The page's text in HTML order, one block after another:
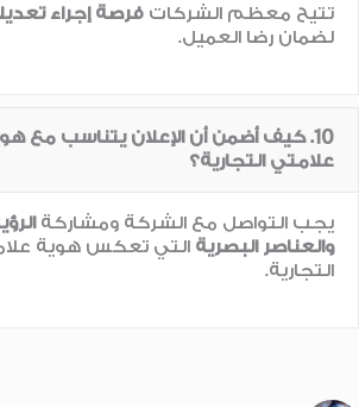
تتيح معظم الشركات فرصة إجراء
لضمان رضا العميل.
10. كيف أضمن أن الإعلان يتناسب مع
علامتي التجارية؟
يجب التواصل مع الشركة ومشاركة
والعناصر البصرية التي تعكس هوية
التجارية.